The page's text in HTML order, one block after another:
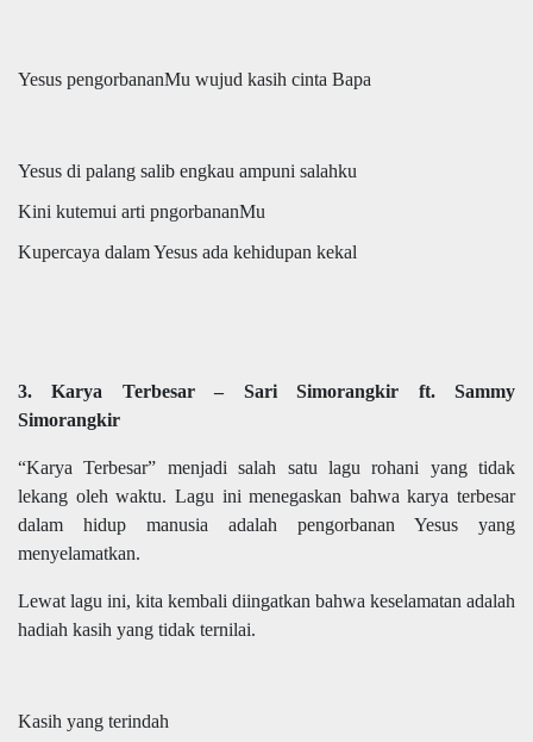
Yesus pengorbananMu wujud kasih cinta Bapa
Yesus di palang salib engkau ampuni salahku
Kini kutemui arti pngorbananMu
Kupercaya dalam Yesus ada kehidupan kekal
3. Karya Terbesar – Sari Simorangkir ft. Sammy
Simorangkir
“Karya Terbesar” menjadi salah satu lagu rohani yang tidak
lekang oleh waktu. Lagu ini menegaskan bahwa karya terbesar
dalam hidup manusia adalah pengorbanan Yesus yang
menyelamatkan.
Lewat lagu ini, kita kembali diingatkan bahwa keselamatan adalah
hadiah kasih yang tidak ternilai.
Kasih yang terindah